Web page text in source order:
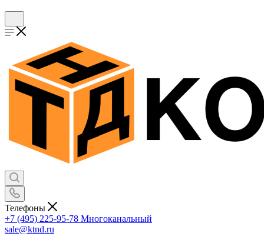
Телефоны
+7 (495) 225-95-78 Многоканальный
sale@ktnd.ru